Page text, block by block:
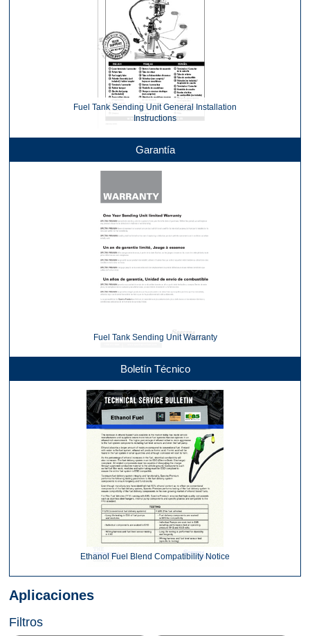
Fuel Tank Sending Unit General Installation
Instructions
Garantía
Fuel Tank Sending Unit Warranty
Boletín Técnico
Ethanol Fuel Blend Compatibility Notice
Aplicaciones
Filtros